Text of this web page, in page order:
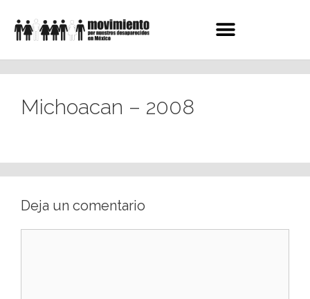
Michoacan – 2008
Deja un comentario